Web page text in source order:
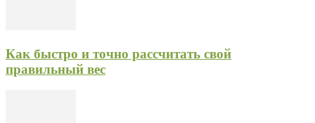
Как быстро и точно рассчитать свой
правильный вес